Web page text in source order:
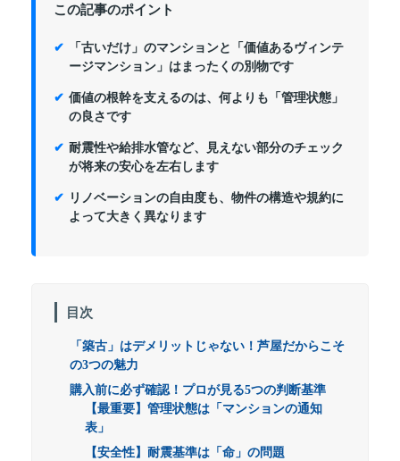
この記事のポイント
「古いだけ」のマンションと「価値あるヴィンテ
ージマンション」はまったくの別物です
価値の根幹を支えるのは、何よりも「管理状態」
の良さです
耐震性や給排水管など、見えない部分のチェック
が将来の安心を左右します
リノベーションの自由度も、物件の構造や規約に
よって大きく異なります
目次
「築古」はデメリットじゃない！芦屋だからこそ
の3つの魅力
購入前に必ず確認！プロが見る5つの判断基準
【最重要】管理状態は「マンションの通知
表」
【安全性】耐震基準は「命」の問題